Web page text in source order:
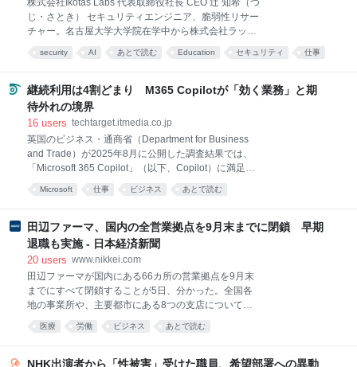
加」で終わらせず、勤務時間内に参加させる場を作
る。管理職は週1でも仕事抜きで全員集まって雑談で
きる時間を設ける。「自主性を尊重すれば自然に交流
する」は幻想だと思う。 以上、平均年齢31.3歳の大手
株式会社Ikotas Labs 代表取締役社長 CEO 辻 知希（つ
じ・さとき） セキュリティエンジニア、脆弱性リサー
チャー。名古屋大学大学院在学中から株式会社ラック
や株式会社リチェルカセキュリティにて脆弱性診断や
ペネトレーションテストに従事し、2025年にIkotas
属し、CTFプレイヤーや作問者、バグバウンティハン
ターとしても活動する。 X:@satoki00 GitHub:satoki
セキュリティエンジニアの世界が、生成AIの台頭によ
バウンティの終わり、責任ある開示の終わりを見てい
る」――。 2026年5月29日、Xでこうポストしたの
は、セキュリティエンジニアの辻知希（Satoki）さ
ん。 CTF（※1）プレイヤーとしては「DEF CON」
security AI あとで読む Education セキュリティ 仕事
継続利用は4割どまり M365 Copilotが「効く業務」と期
待外れの境界
16 users techtarget.itmedia.co.jp
英国のビジネス・通商省（Department for Business
and Trade）が2025年8月に公開した調査結果では、
「Microsoft 365 Copilot」（以下、Copilot）に満足ま
たは非常に満足と答えた人は72％に上った。 2025年6
月、英国政府のGDS（Government Digital Service）
証実験では、ユーザーはCopilotを使ったことで1日平
均26分を節約したという結果が出ている。満足度は10
点満点中7.7、推奨度は8.2に上り、82％のユーザーが
た。 一方、企業全体として投資に見合う効果を得られ
ているかどうかは別の問題だ。GDSのレポートでは、
「Copilotの満足度は高い一方で、費用対効果の評価は
まだ別途進行中」であること。「時
Microsoft 仕事 ビジネス あとで読む
田辺ファーマ、国内の全営業拠点を9月末までに閉鎖 早期
退職も実施 - 日本経済新聞
20 users www.nikkei.com
田辺ファーマが国内にある66カ所の営業拠点を9月末
までにすべて閉鎖することが5日、分かった。全国各
地の事業所や、主要都市にある8つの支店について、7
月から順次閉鎖を進めている。医薬情報担当者
（MR）が自宅から営業先に直行し、必要な作業は在
営業拠点が担ってきた事務機能を本社に集約するかは
医療 労働 ビジネス あとで読む
NHK出演者から「性被害」受けた職員、希望部署への異動